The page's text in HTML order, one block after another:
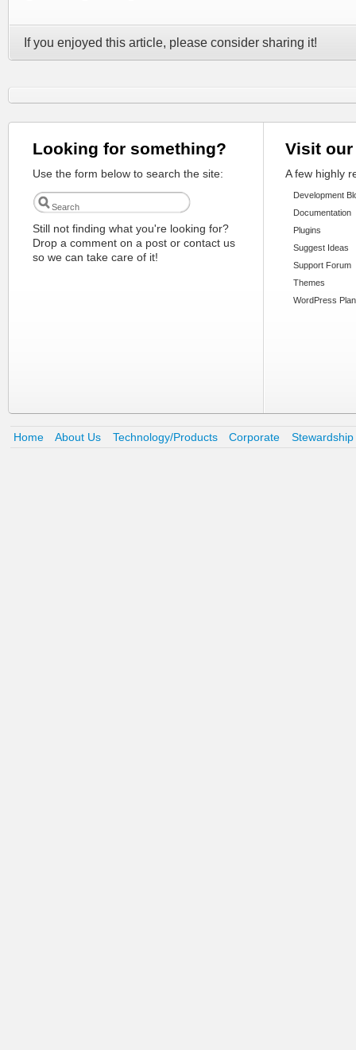
If you enjoyed this article, please consider sharing it!
Looking for something?
Use the form below to search the site:
Still not finding what you're looking for?
Drop a comment on a post or contact us
so we can take care of it!
Visit
A few highly
Development
Documentation
Plugins
Suggest Ideas
Support Forum
Themes
WordPress
Home About Us Technology/Products Corporate Stewardship